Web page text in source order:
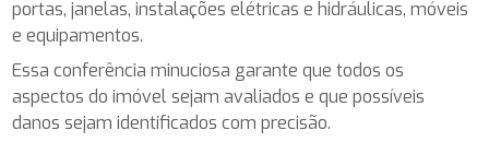
portas, janelas, instalações elétricas e hidráulicas, móveis
e equipamentos.
Essa conferência minuciosa garante que todos os
aspectos do imóvel sejam avaliados e que possíveis
danos sejam identificados com precisão.